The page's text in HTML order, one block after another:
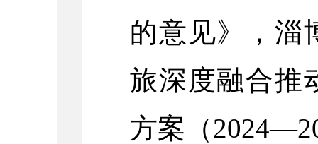
的意见》，淄
旅深度融合推
方案（